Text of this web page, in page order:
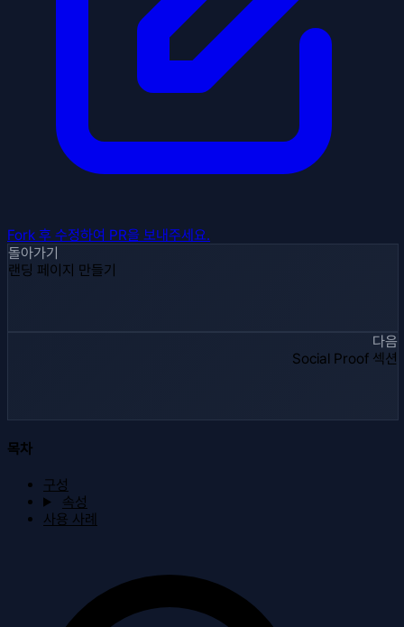
Fork 후 수정하여 PR을 보내주세요.
돌아가기
랜딩 페이지 만들기
다음
Social Proof 섹션
목차
구성
속성
사용 사례